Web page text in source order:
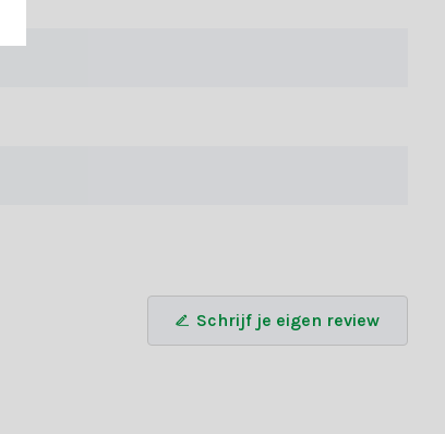
die perfect passen bij elke kerstsfeer. Weet je
onze handige keuzehulp om snel de juiste bundel te
Schrijf je eigen review